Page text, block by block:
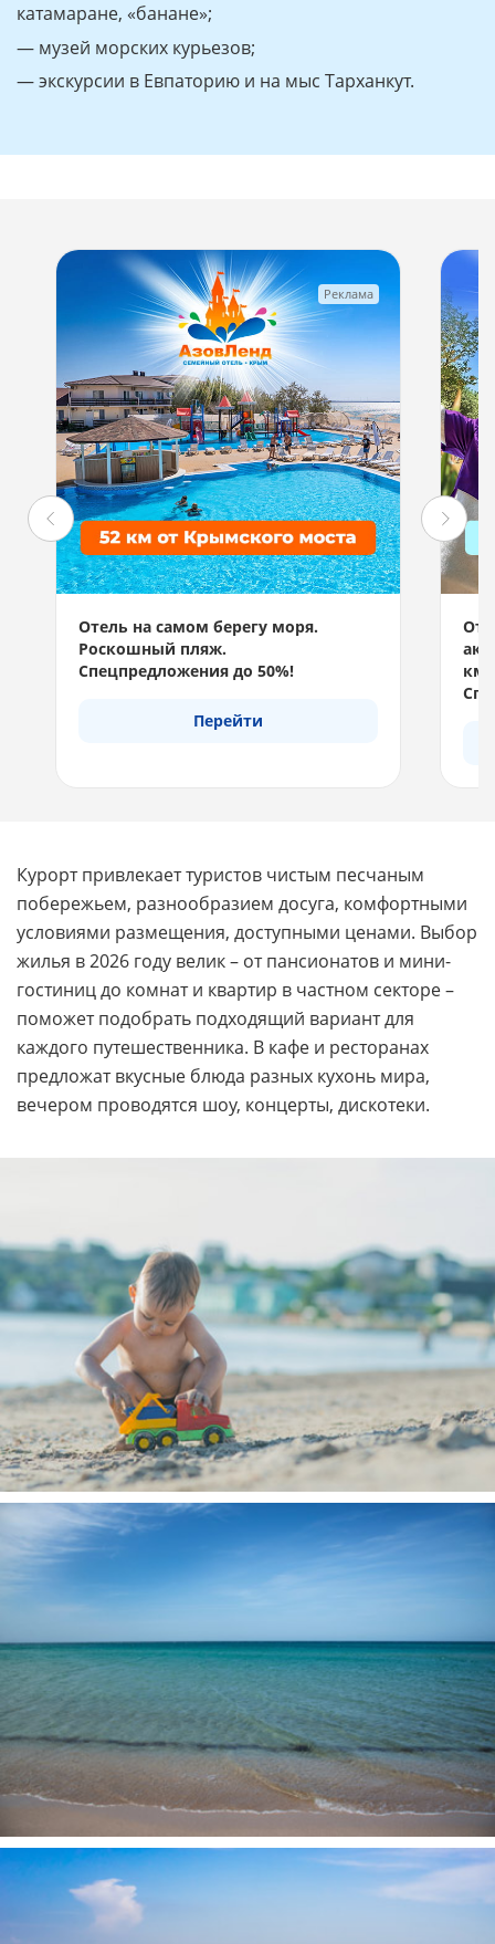
катамаране, «банане»;
— музей морских курьезов;
— экскурсии в Евпаторию и на мыс Тарханкут.
Реклама
Отель на самом берегу моря.
Роскошный пляж.
Спецпредложения до 50%!
Перейти
км
Курорт привлекает туристов чистым песчаным
побережьем, разнообразием досуга, комфортными
условиями размещения, доступными ценами. Выбор
жилья в 2026 году велик – от пансионатов и мини-
гостиниц до комнат и квартир в частном секторе –
поможет подобрать подходящий вариант для
каждого путешественника. В кафе и ресторанах
предложат вкусные блюда разных кухонь мира,
вечером проводятся шоу, концерты, дискотеки.